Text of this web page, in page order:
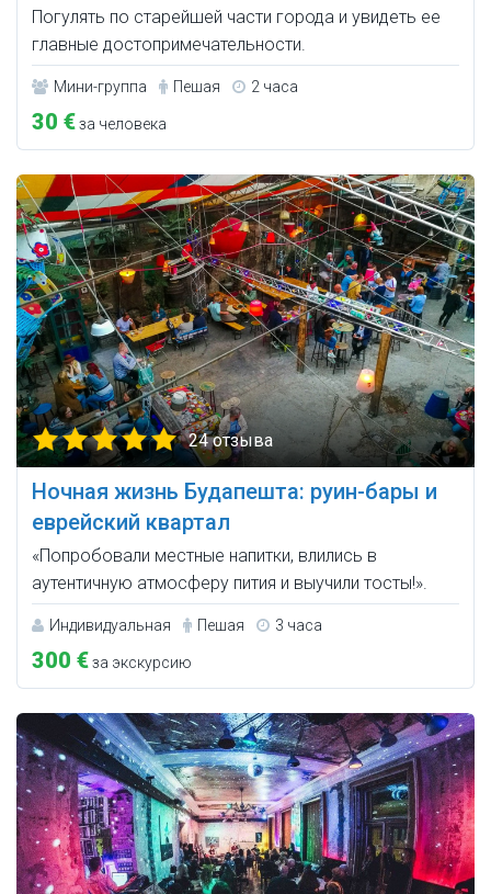
Погулять по старейшей части города и увидеть ее
главные достопримечательности.
Мини-группа Пешая 2 часа
30 €за человека
24 отзыва
Ночная жизнь Будапешта: руин-бары и
еврейский квартал
«Попробовали местные напитки, влились в
аутентичную атмосферу пития и выучили тосты!».
Индивидуальная Пешая 3 часа
300 €за экскурсию